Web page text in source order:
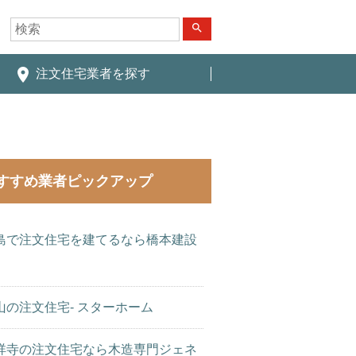
search
place 注文住宅業者を探す
すめ業者ピックアップ
で注文住宅を建てるなら橋本建設
の注文住宅- スターホーム
寺の注文住宅なら木造専門ジェネ